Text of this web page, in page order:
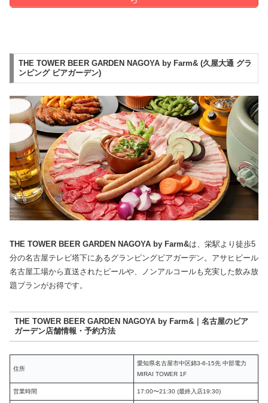
THE TOWER BEER GARDEN NAGOYA by Farm& (久屋大通 グラ
ンピング ビアガーデン)
THE TOWER BEER GARDEN NAGOYA by Farm&は、栄駅より徒歩5
分の名古屋テレビ塔下にあるグランピングビアガーデン。アサヒビール
名古屋工場から直送されたビールや、ノンアルコールも充実した飲み放
題プランがお得です。
THE TOWER BEER GARDEN NAGOYA by Farm&｜名古屋のビア
ガーデン店舗情報・予約方法
住所
愛知県名古屋市中区錦3-6-15先 中部電力
MIRAI TOWER 1F
営業時間 17:00〜21:30 (最終入店19:30)